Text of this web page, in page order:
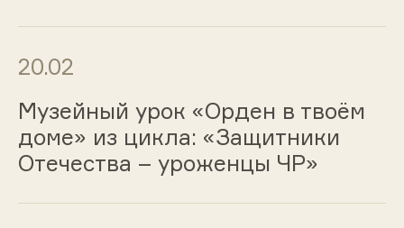
20.02
Музейный урок «Орден в твоём
доме» из цикла: «Защитники
Отечества – уроженцы ЧР»